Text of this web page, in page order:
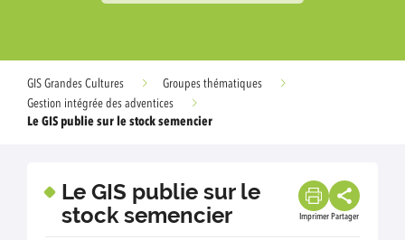
GIS Grandes Cultures
Groupes thématiques
Gestion intégrée des adventices
Le GIS publie sur le stock semencier
Le GIS publie sur le
stock semencier
Imprimer Partager